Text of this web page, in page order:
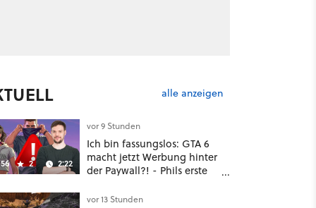
alle anzeigen
2 2:22
vor 9 Stunden
Ich bin fassungslos: GTA 6
macht jetzt Werbung hinter
der Paywall?! - Phils erste
Deal
vor 13 Stunden